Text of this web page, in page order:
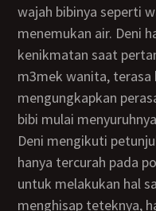
wajah bibinya seperti
menemukan air. Deni
kenikmatan saat
m3mek wanita, terasa
mengungkapkan
bibi mulai
Deni mengikuti
hanya tercurah pada
untuk melakukan hal
menghisap teteknya,